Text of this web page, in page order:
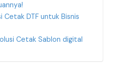
Cetak DTF untuk Bisnis
Cetak Sablon digital